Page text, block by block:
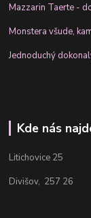
Mazzarin Taerte -
Monstera všude,
Jednoduchý
Kde nás
Litichovice 25
Divišov, 257 26